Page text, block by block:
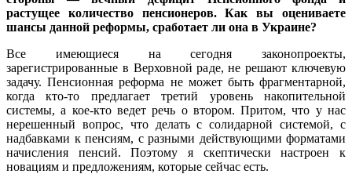
растущее количество пенсионеров. Как вы оцениваете
шансы данной реформы, сработает ли она в Украине?
Все имеющиеся на сегодня законопроекты,
зарегистрированные в Верховной раде, не решают ключевую
задачу. Пенсионная реформа не может быть фрагментарной,
когда кто-то предлагает третий уровень накопительной
системы, а кое-кто ведет речь о втором. Притом, что у нас
нерешенный вопрос, что делать с солидарной системой, с
надбавками к пенсиям, с разными действующими форматами
начисления пенсий. Поэтому я скептически настроен к
новациям и предложениям, которые сейчас есть.